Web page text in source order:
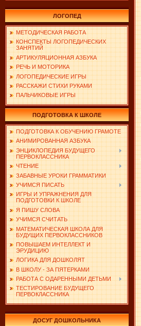
ЛОГОПЕД
МЕТОДИЧЕСКАЯ РАБОТА
КОНСПЕКТЫ ЛОГОПЕДИЧЕСКИХ
ЗАНЯТИЙ
АРТИКУЛЯЦИОННАЯ АЗБУКА
РЕЧЬ И МОТОРИКА
ЛОГОПЕДИЧЕСКИЕ ИГРЫ
РАССКАЖИ СТИХИ РУКАМИ
ПАЛЬЧИКОВЫЕ ИГРЫ
ПОДГОТОВКА К ШКОЛЕ
ПОДГОТОВКА К ОБУЧЕНИЮ ГРАМОТЕ
АНИМИРОВАННАЯ АЗБУКА
ЭНЦИКЛОПЕДИЯ БУДУЩЕГО
ПЕРВОКЛАССНИКА
ЧТЕНИЕ
ЗАБАВНЫЕ УРОКИ ГРАММАТИКИ
УЧИМСЯ ПИСАТЬ
ИГРЫ И УПРАЖНЕНИЯ ДЛЯ
ПОДГОТОВКИ К ШКОЛЕ
Я ПИШУ СЛОВА
УЧИМСЯ СЧИТАТЬ
МАТЕМАТИЧЕСКАЯ ШКОЛА ДЛЯ
БУДУЩИХ ПЕРВОКЛАССНИКОВ
ПОВЫШАЕМ ИНТЕЛЛЕКТ И
ЭРУДИЦИЮ
ЛОГИКА ДЛЯ ДОШКОЛЯТ
В ШКОЛУ - ЗА ПЯТЕРКАМИ
РАБОТА С ОДАРЕННЫМИ ДЕТЬМИ
ТЕСТИРОВАНИЕ БУДУЩЕГО
ПЕРВОКЛАССНИКА
ДОСУГ ДОШКОЛЬНИКА